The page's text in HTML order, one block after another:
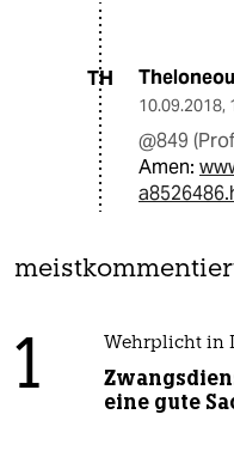
TH
10.09.2018,
@849
Amen:
1 Wehrplicht in
eine gute